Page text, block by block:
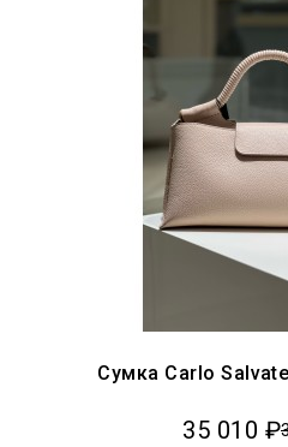
Сумка Carlo
35 010 ₽